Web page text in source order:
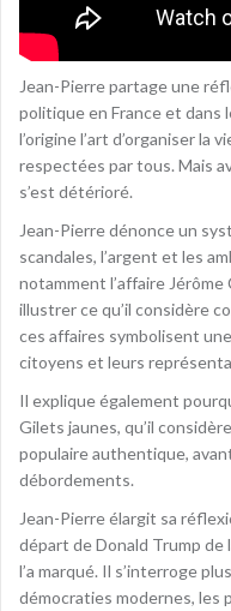
Jean-Pierre partage une
politique en France et dans
l’origine l’art d’organiser la
respectées par tous. Mais
s’est détérioré.
Jean-Pierre dénonce un
scandales, l’argent et les
notamment l’affaire Jérôme
illustrer ce qu’il considère
ces affaires symbolisent
citoyens et leurs
Il explique également
Gilets jaunes, qu’il
populaire authentique,
débordements.
Jean-Pierre élargit sa
départ de Donald Trump de
l’a marqué. Il s’interroge
démocraties modernes, les